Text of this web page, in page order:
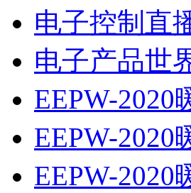
电子控制直
电子产品世
EEPW-2020
EEPW-2020
EEPW-2020